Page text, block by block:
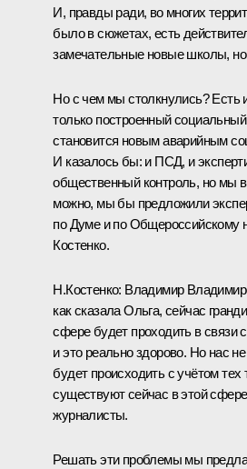
И, правды ради, во многих
было в сюжетах, есть
замечательные новые школы,
Но с чем мы столкнулись? Есть
только построенный
становится новым аварийным
И казалось бы: и ПСД, и
общественный контроль, но мы
можно, мы бы предложили
по Думе и по Общероссийскому
Костенко.
Н.Костенко: Владимир
как сказала Ольга, сейчас
сфере будет проходить в связи
и это реально здорово. Но нас
будет происходить с учётом
существуют сейчас в этой
журналисты.
Решать эти проблемы мы